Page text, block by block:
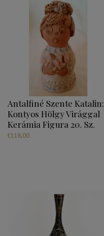
Antalfiné Szente Katalin:
Kontyos Hölgy Virággal
Kerámia Figura 20. Sz.
€118,00